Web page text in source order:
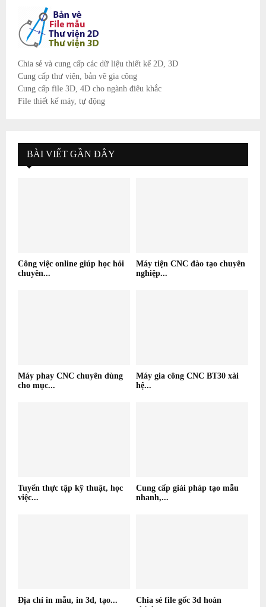
Chia sẻ và cung cấp các dữ liệu thiết kế 2D, 3D
Cung cấp thư viện, bản vẽ gia công
Cung cấp file 3D, 4D cho ngành điêu khắc
File thiết kế máy, tự động
BÀI VIẾT GẦN ĐÂY
Công việc online giúp học hỏi
chuyên...
Máy tiện CNC đào tạo chuyên
nghiệp...
Máy phay CNC chuyên dùng
cho mục...
Máy gia công CNC BT30 xài
hệ...
Tuyển thực tập kỹ thuật, học
việc...
Cung cấp giải pháp tạo mẫu
nhanh,...
Địa chỉ in mẫu, in 3d, tạo...
Chia sẻ file gốc 3d hoàn